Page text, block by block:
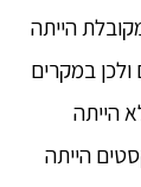
הייתה
ולכן במקרים
הייתה
הייתה